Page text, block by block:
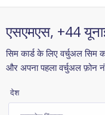
एसएमएस, +44
सिम कार्ड के लिए वर्चुअल सिम
और अपना पहला वर्चुअल फ़ोन
देश